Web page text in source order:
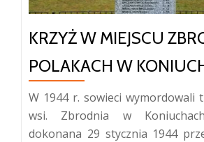
KRZYŻ W MIEJSCU
POLAKACH W
W 1944 r. sowieci wymordowali
wsi. Zbrodnia w
dokonana 29 stycznia 1944